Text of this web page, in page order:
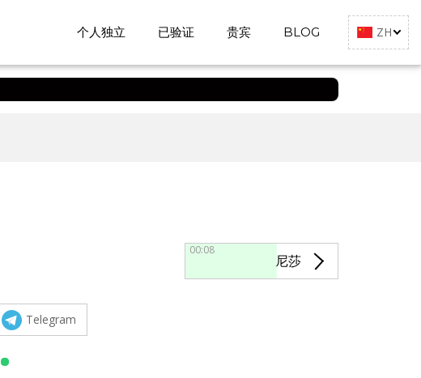
个人独立 已验证 贵宾 BLOG ZH
00:07
尼莎
Telegram